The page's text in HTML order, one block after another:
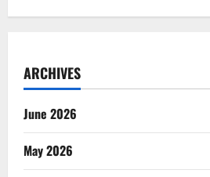
ARCHIVES
June 2026
May 2026